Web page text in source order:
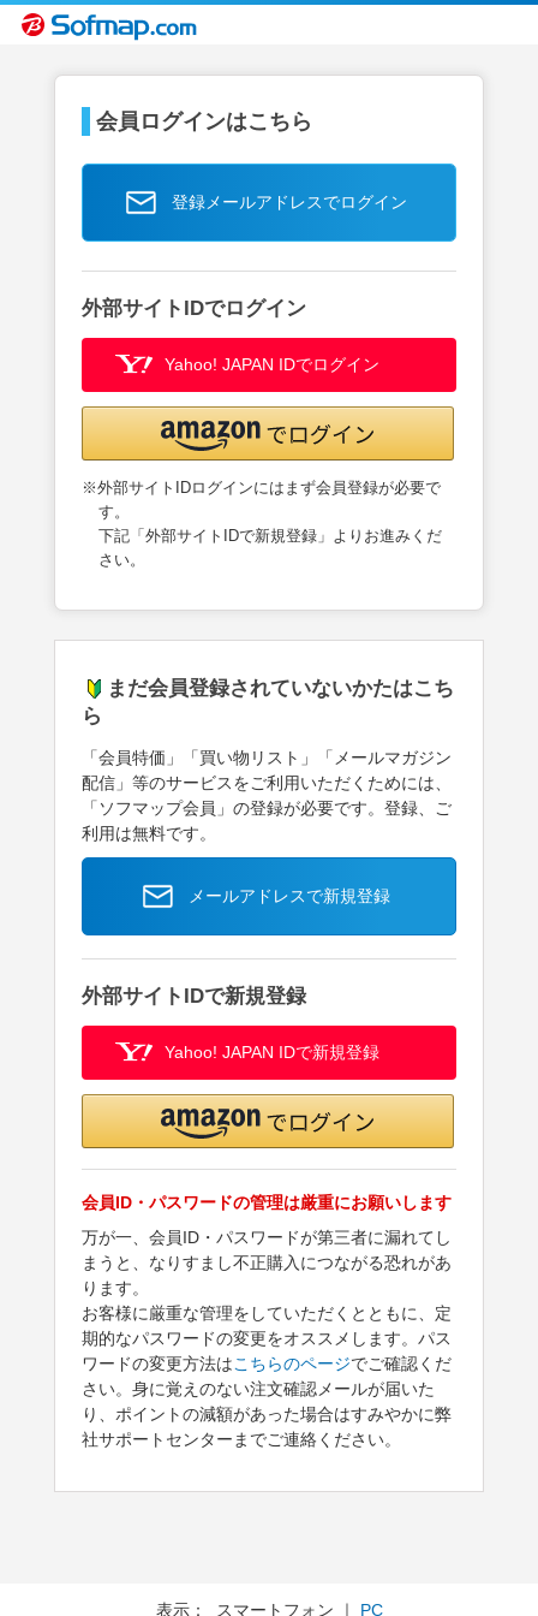
会員ログインはこちら
登録メールアドレスでログイン
外部サイトIDでログイン
Yahoo! JAPAN IDでログイン
※外部サイトIDログインにはまず会員登録が必要で
す。
下記「外部サイトIDで新規登録」よりお進みくだ
さい。
まだ会員登録されていないかたはこち
ら
「会員特価」「買い物リスト」「メールマガジン
配信」等のサービスをご利用いただくためには、
「ソフマップ会員」の登録が必要です。登録、ご
利用は無料です。
メールアドレスで新規登録
外部サイトIDで新規登録
Yahoo! JAPAN IDで新規登録
会員ID・パスワードの管理は厳重にお願いします
万が一、会員ID・パスワードが第三者に漏れてし
まうと、なりすまし不正購入につながる恐れがあ
ります。
お客様に厳重な管理をしていただくとともに、定
期的なパスワードの変更をオススメします。パス
ワードの変更方法はこちらのページでご確認くだ
さい。身に覚えのない注文確認メールが届いた
り、ポイントの減額があった場合はすみやかに弊
社サポートセンターまでご連絡ください。
表示： スマートフォン ｜ PC